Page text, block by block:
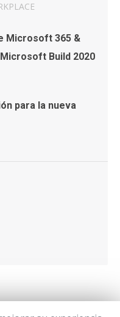
Microsoft 365 &
Build 2020
para la nueva